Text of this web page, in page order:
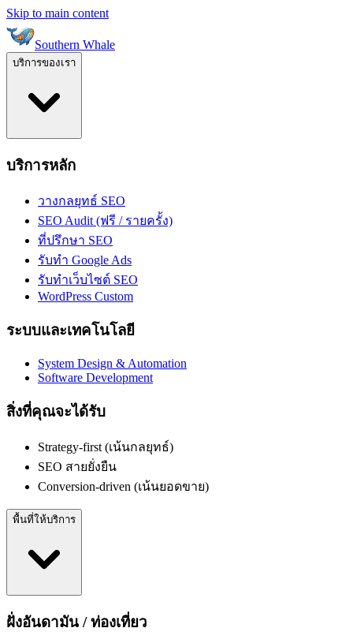
Skip to main content
Southern Whale
บริการของเรา
บริการหลัก
วางกลยุทธ์ SEO
SEO Audit (ฟรี / รายครั้ง)
ที่ปรึกษา SEO
รับทำ Google Ads
รับทำเว็บไซต์ SEO
WordPress Custom
ระบบและเทคโนโลยี
System Design & Automation
Software Development
สิ่งที่คุณจะได้รับ
Strategy-first (เน้นกลยุทธ์)
SEO สายยั่งยืน
Conversion-driven (เน้นยอดขาย)
พื้นที่ให้บริการ
ฝั่งอันดามัน / ท่องเที่ยว